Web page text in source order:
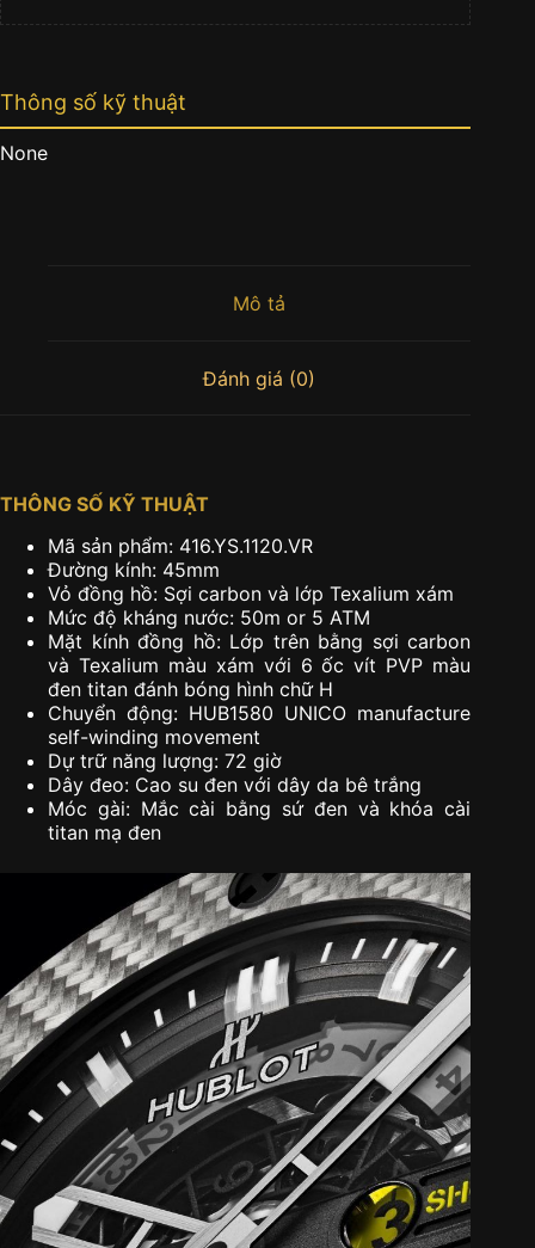
Thông số kỹ thuật
None
Mô tả
Đánh giá (0)
THÔNG SỐ KỸ THUẬT
Mã sản phẩm: 416.YS.1120.VR
Đường kính: 45mm
Vỏ đồng hồ: Sợi carbon và lớp Texalium xám
Mức độ kháng nước: 50m or 5 ATM
Mặt kính đồng hồ: Lớp trên bằng sợi carbon
và Texalium màu xám với 6 ốc vít PVP màu
đen titan đánh bóng hình chữ H
Chuyển động: HUB1580 UNICO manufacture
self-winding movement
Dự trữ năng lượng: 72 giờ
Dây đeo: Cao su đen với dây da bê trắng
Móc gài: Mắc cài bằng sứ đen và khóa cài
titan mạ đen